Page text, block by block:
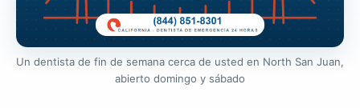
Un dentista de fin de semana cerca de usted en North San Juan,
abierto domingo y sábado